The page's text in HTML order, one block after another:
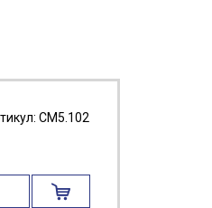
СМ5.102